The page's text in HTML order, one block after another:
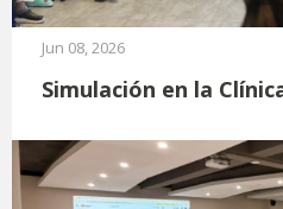
Jun 08, 2026
Simulación en la